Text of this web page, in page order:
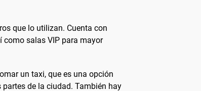
que lo utilizan. Cuenta con
como salas VIP para mayor
un taxi, que es una opción
de la ciudad. También hay